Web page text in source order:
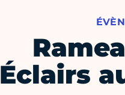
Éclairs